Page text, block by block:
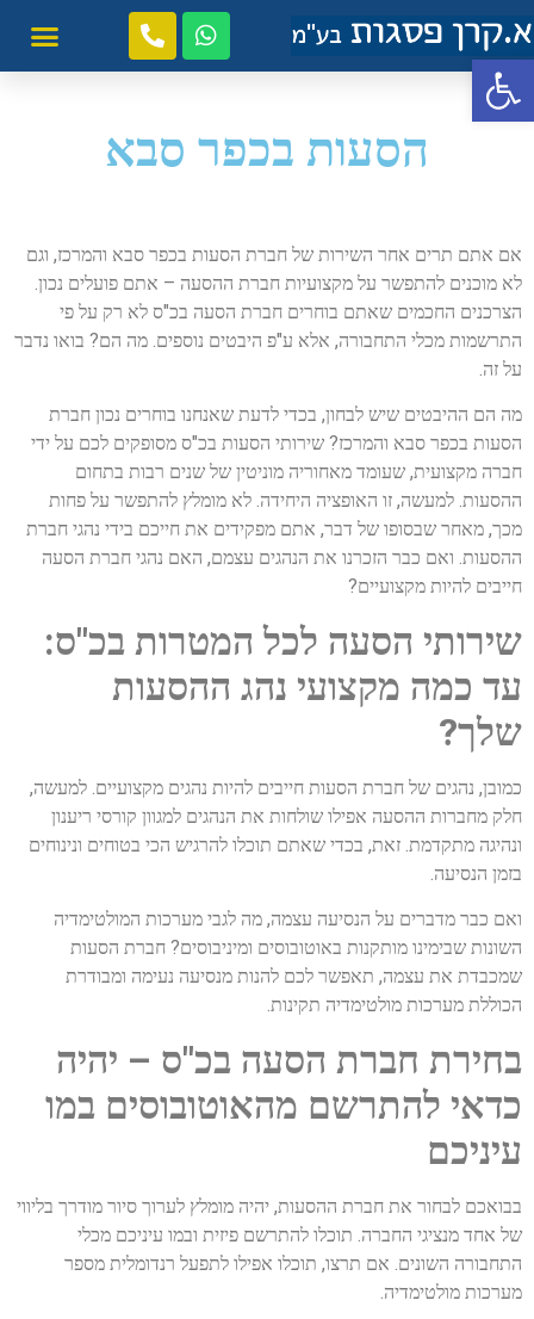
פתח סרגל נגישות
הסעות בכפר סבא
אם אתם תרים אחר השירות של חברת הסעות בכפר סבא והמרכז, וגם
לא מוכנים להתפשר על מקצועיות חברת ההסעה – אתם פועלים נכון.
הצרכנים החכמים שאתם בוחרים חברת הסעה בכ"ס לא רק על פי
התרשמות מכלי התחבורה, אלא ע"פ היבטים נוספים. מה הם? בואו נדבר
על זה.
מה הם ההיבטים שיש לבחון, בכדי לדעת שאנחנו בוחרים נכון חברת
הסעות בכפר סבא והמרכז? שירותי הסעות בכ"ס מסופקים לכם על ידי
חברה מקצועית, שעומד מאחוריה מוניטין של שנים רבות בתחום
ההסעות. למעשה, זו האופציה היחידה. לא מומלץ להתפשר על פחות
מכך, מאחר שבסופו של דבר, אתם מפקידים את חייכם בידי נהגי חברת
ההסעות. ואם כבר הזכרנו את הנהגים עצמם, האם נהגי חברת הסעה
חייבים להיות מקצועיים?
שירותי הסעה לכל המטרות בכ"ס:
עד כמה מקצועי נהג ההסעות
שלך?
כמובן, נהגים של חברת הסעות חייבים להיות נהגים מקצועיים. למעשה,
חלק מחברות ההסעה אפילו שולחות את הנהגים למגוון קורסי ריענון
ונהיגה מתקדמת. זאת, בכדי שאתם תוכלו להרגיש הכי בטוחים ונינוחים
בזמן הנסיעה.
ואם כבר מדברים על הנסיעה עצמה, מה לגבי מערכות המולטימדיה
השונות שבימינו מותקנות באוטובוסים ומיניבוסים? חברת הסעות
שמכבדת את עצמה, תאפשר לכם להנות מנסיעה נעימה ומבודרת
הכוללת מערכות מולטימדיה תקינות.
בחירת חברת הסעה בכ"ס – יהיה
כדאי להתרשם מהאוטובוסים במו
עיניכם
בבואכם לבחור את חברת ההסעות, יהיה מומלץ לערוך סיור מודרך בליווי
של אחד מנציגי החברה. תוכלו להתרשם פיזית ובמו עיניכם מכלי
התחבורה השונים. אם תרצו, תוכלו אפילו לתפעל רנדומלית מספר
מערכות מולטימדיה.